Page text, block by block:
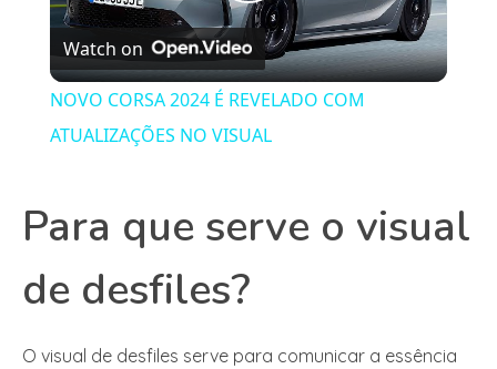
Video
Watch on
NOVO CORSA 2024 É REVELADO COM
ATUALIZAÇÕES NO VISUAL
Para que serve o visual
de desfiles?
O visual de desfiles serve para comunicar a essência